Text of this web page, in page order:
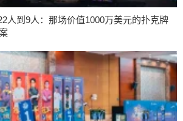
人到9人：那场价值1000万美元的扑克牌